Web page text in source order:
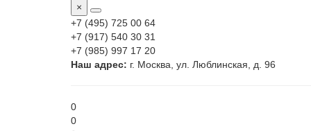
×
+7 (495) 725 00 64
+7 (917) 540 30 31
+7 (985) 997 17 20
Наш адрес: г. Москва, ул. Люблинская, д. 96
0
0